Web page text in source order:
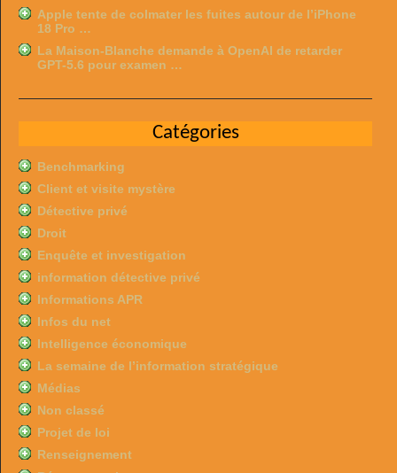
Apple tente de colmater les fuites autour de l’iPhone
18 Pro …
La Maison-Blanche demande à OpenAI de retarder
GPT-5.6 pour examen …
Catégories
Benchmarking
Client et visite mystère
Détective privé
Droit
Enquête et investigation
information détective privé
Informations APR
Infos du net
Intelligence économique
La semaine de l’information stratégique
Médias
Non classé
Projet de loi
Renseignement